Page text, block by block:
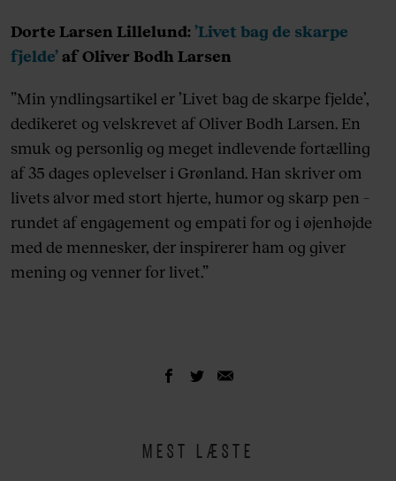
Dorte Larsen Lillelund: ’Livet bag de skarpe
fjelde’af Oliver Bodh Larsen
”Min yndlingsartikel er ’Livet bag de skarpe fjelde’,
dedikeret og velskrevet af Oliver Bodh Larsen. En
smuk og personlig og meget indlevende fortælling
af 35 dages oplevelser i Grønland. Han skriver om
livets alvor med stort hjerte, humor og skarp pen –
rundet af engagement og empati for og i øjenhøjde
med de mennesker, der inspirerer ham og giver
mening og venner for livet.”
MEST LÆSTE